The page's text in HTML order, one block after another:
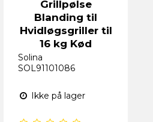
Grillpølse
Blanding til
Hvidløgsgriller til
16 kg Kød
Solina
SOL91101086
Ikke på lager